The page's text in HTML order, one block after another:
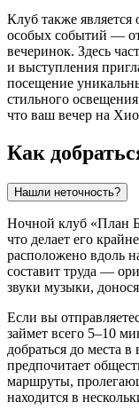
Клуб также
особых событий —
вечеринок. Здесь
и выступления
посещение
стильного
что ваш вечер на
Как
Нашли неточность?
Ночной клуб «План
что делает его
расположено вдоль
составит труда —
звуки музыки,
Если вы
займет всего 5–10
добраться до места
предпочитает
маршруты,
находится в